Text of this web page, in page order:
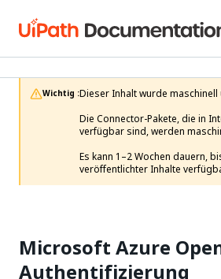
Wichtig :Dieser Inhalt wurde maschinell
Die Connector-Pakete, die in
verfügbar sind, werden
Es kann 1–2 Wochen dauern,
veröffentlichter Inhalte
Microsoft Azure
Authentifizierung